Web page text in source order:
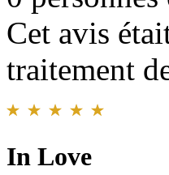
Cet avis
traitement
In Love